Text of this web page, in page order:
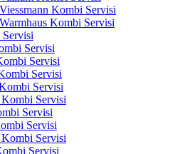
Kombi Servisi
Kombi Servisi
Servisi
Servisi
Servisi
Servisi
Servisi
Servisi
Servisi
Servisi
Servisi